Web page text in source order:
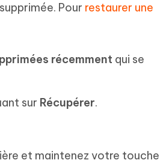
Pour restaurer une
récemment qui se
sur Récupérer.
et maintenez votre touche